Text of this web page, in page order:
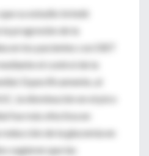
su estudio brindó
progresión de la
en los pacientes con DBT
el control de la
Específicamente, al
la disminución en el pico
fue más efectiva en
de la glucemia en
sugieren que las